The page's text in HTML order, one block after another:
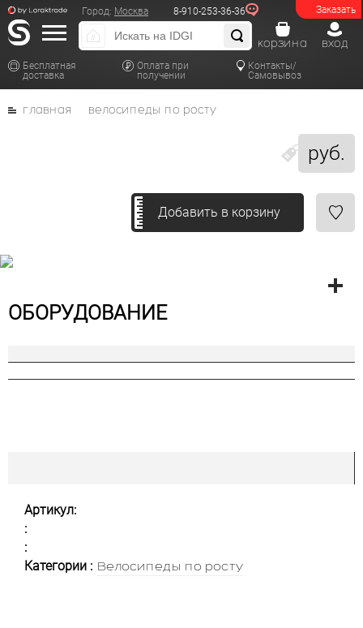
Заказать
Город: Москва 8-910-253-36-36
Бесплатная
доставка
Оплата при
получении
Контакты/
Самовывоз
вход
корзина
руб.
главная велосипеды по росту
Добавить в корзину
ОБОРУДОВАНИЕ
Артикул:
:
:
Категории : Велосипеды по росту